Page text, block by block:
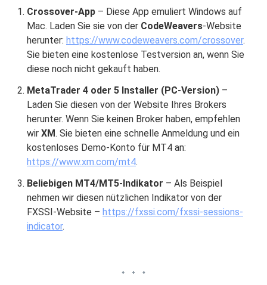
Crossover-App – Diese App emuliert Windows auf
Mac. Laden Sie sie von der CodeWeavers-Website
herunter: https://www.codeweavers.com/crossover.
Sie bieten eine kostenlose Testversion an, wenn Sie
diese noch nicht gekauft haben.
MetaTrader 4 oder 5 Installer (PC-Version) –
Laden Sie diesen von der Website Ihres Brokers
herunter. Wenn Sie keinen Broker haben, empfehlen
wir XM. Sie bieten eine schnelle Anmeldung und ein
kostenloses Demo-Konto für MT4 an:
https://www.xm.com/mt4.
Beliebigen MT4/MT5-Indikator – Als Beispiel
nehmen wir diesen nützlichen Indikator von der
FXSSI-Website – https://fxssi.com/fxssi-sessions-
indicator.